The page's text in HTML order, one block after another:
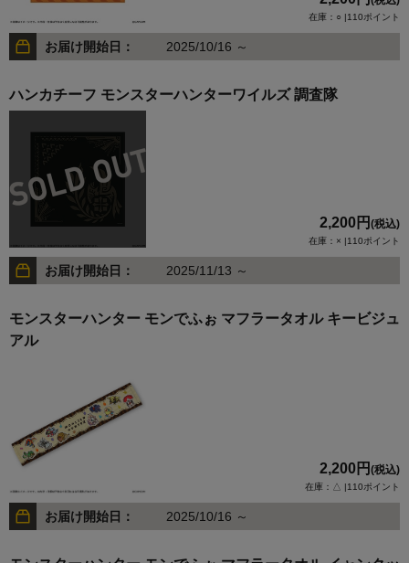
在庫：○ |110ポイント
お届け開始日： 2025/10/16 ～
ハンカチーフ モンスターハンターワイルズ 調査隊
2,200円 (税込)
在庫：× |110ポイント
お届け開始日： 2025/11/13 ～
モンスターハンター モンでふぉ マフラータオル キービジュ
アル
2,200円 (税込)
在庫：△ |110ポイント
お届け開始日： 2025/10/16 ～